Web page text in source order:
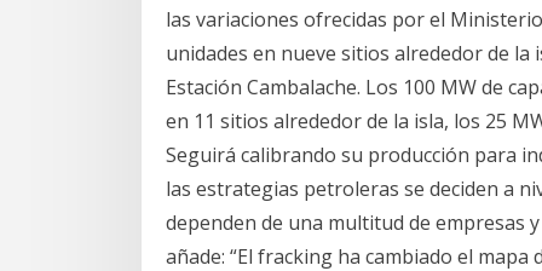
las variaciones ofrecidas por el
unidades en nueve sitios alrededor de la
Estación Cambalache. Los 100 MW de
en 11 sitios alrededor de la isla, los 25
Seguirá calibrando su producción para
las estrategias petroleras se deciden a
dependen de una multitud de empresas
añade: “El fracking ha cambiado el